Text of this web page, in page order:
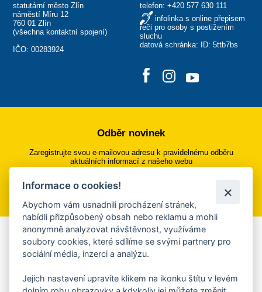
statutární město Zlín
náměstí Míru 12
760 01 Zlín
(všechna kontaktní spojení)
IČO: 00283924
telefon: +420 577 630 111
infolinka s online přepisem
řeči pro osoby s postižením
sluchu
datová schránka: ID: 5ttb7bs
Odběr novinek
Zaregistrujte svou e-mailovou adresu k pravidelnému odběru
aktuálních informací z našeho webu
Přihlásit se k odběru
Aplikace Mobilní rozhlas
Chcete dostávat do svého mobilu či mailu upozornění na
ankety, pozvánky na kulturní a sportovní akce?
Informace o cookies!
Abychom vám usnadnili procházení stránek,
nabídli přizpůsobený obsah nebo reklamu a mohli
anonymně analyzovat návštěvnost, využíváme
soubory cookies, které sdílíme se svými partnery pro
sociální média, inzerci a analýzu.
Jejich nastavení upravíte klikem na ikonku štítu v levém